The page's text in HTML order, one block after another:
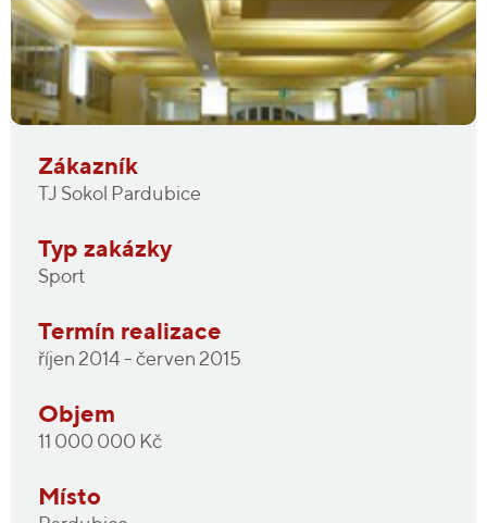
Zákazník
TJ Sokol Pardubice
Typ zakázky
Sport
Termín realizace
říjen 2014 - červen 2015
Objem
11 000 000 Kč
Místo